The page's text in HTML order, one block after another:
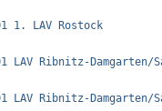
1. LAV Rostock
LAV Ribnitz-Damgarten/
LAV Ribnitz-Damgarten/